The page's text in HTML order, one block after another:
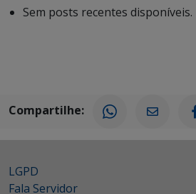
Sem posts recentes disponíveis.
Compartilhe:
LGPD
Fala Servidor